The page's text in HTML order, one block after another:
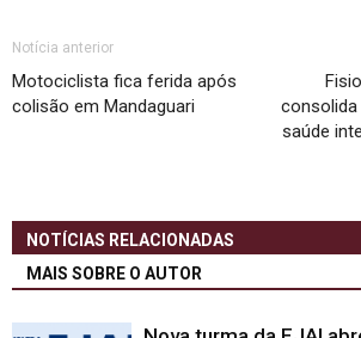
Notícia anterior
Motociclista fica ferida após
colisão em Mandaguari
saúde
NOTÍCIAS RELACIONADAS
MAIS SOBRE O AUTOR